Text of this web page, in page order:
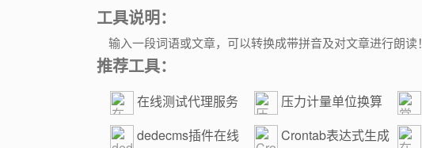
工具说明：
输入一段词语或文章，可以转换成带拼音及对文章进行朗读！
推荐工具：
在线测试代理服务
器连接工具
压力计量单位换算
dedecms插件在线
Crontab表达式生成